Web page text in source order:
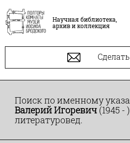
Научная библиотека,
архив и коллекция
Поиск по именному
Валерий Игоревич (1945 -
литературовед.